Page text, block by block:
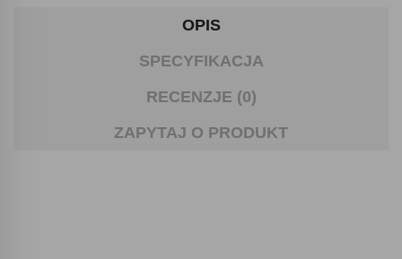
OPIS
SPECYFIKACJA
RECENZJE (0)
ZAPYTAJ O PRODUKT